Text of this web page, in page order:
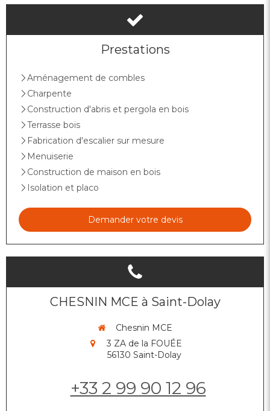
Prestations
Aménagement de combles
Charpente
Construction d'abris et pergola en bois
Terrasse bois
Fabrication d'escalier sur mesure
Menuiserie
Construction de maison en bois
Isolation et placo
Demander votre devis
CHESNIN MCE à Saint-Dolay
Chesnin MCE
3 ZA de la FOUÉE
56130 Saint-Dolay
+33 2 99 90 12 96